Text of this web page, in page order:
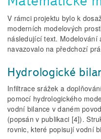
V rámci projektu bylo k
moderních modelových
následující text. Modelování
navazovalo na předchozí
Hydrologické
Infiltrace srážek a
pomocí hydrologického
vodní bilance v daném
(popsán v publikaci [4]).
rovnic, které popisují vodní